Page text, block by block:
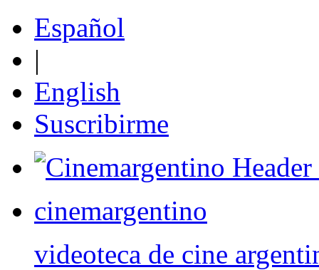
Español
|
English
Suscribirme
cinemargentino
videoteca de cine